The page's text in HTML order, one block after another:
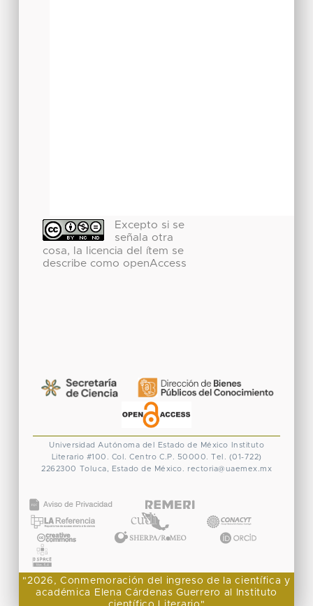
Excepto si se
señala otra
cosa, la licencia del ítem se
describe como openAccess
Universidad Autónoma del Estado de México
Instituto
Literario #100. Col. Centro C.P. 50000. Tel. (01-722)
2262300 Toluca, Estado de México. rectoria@uaemex.mx
"2026, Conmemoración del ingreso de la científica y
académica Elena Cárdenas Guerrero al Instituto